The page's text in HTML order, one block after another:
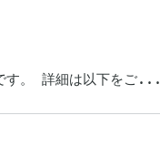
す。 詳細は以下をご...